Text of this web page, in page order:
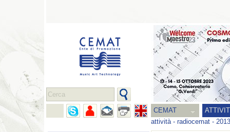
CEMAT
attività- radiocemat - 2013